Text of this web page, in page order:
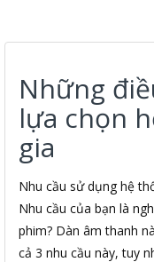
Những
lựa chọn
gia
Nhu cầu sử dụng hệ
Nhu cầu của bạn là
phim? Dàn âm thanh
cả 3 nhu cầu này, tuy